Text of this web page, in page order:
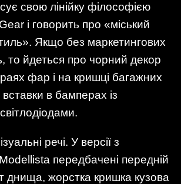
свою лінійку філософією
і говорить про «міський
Якщо без маркетингових
йдеться про чорний декор
фар і на кришці багажних
в бамперах із
речі. У версії з
передбачені передній
днища, жорстка кришка кузова